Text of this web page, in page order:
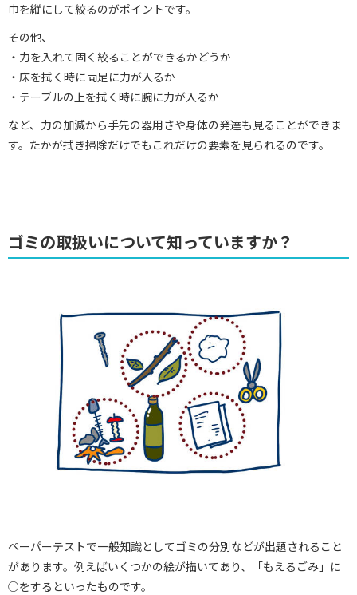
巾を縦にして絞るのがポイントです。
その他、
・力を入れて固く絞ることができるかどうか
・床を拭く時に両足に力が入るか
・テーブルの上を拭く時に腕に力が入るか
など、力の加減から手先の器用さや身体の発達も見ることができま
す。たかが拭き掃除だけでもこれだけの要素を見られるのです。
ゴミの取扱いについて知っていますか？
ペーパーテストで一般知識としてゴミの分別などが出題されること
があります。例えばいくつかの絵が描いてあり、「もえるごみ」に
○をするといったものです。